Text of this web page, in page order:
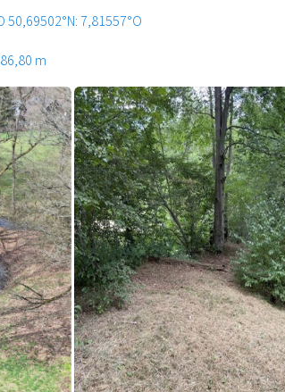
50,69502°N: 7,81557°O
m